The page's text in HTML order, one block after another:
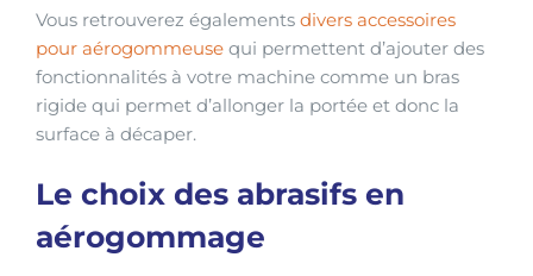
Vous retrouverez égalements divers accessoires
pour aérogommeuse qui permettent d’ajouter des
fonctionnalités à votre machine comme un bras
rigide qui permet d’allonger la portée et donc la
surface à décaper.
Le choix des abrasifs en
aérogommage